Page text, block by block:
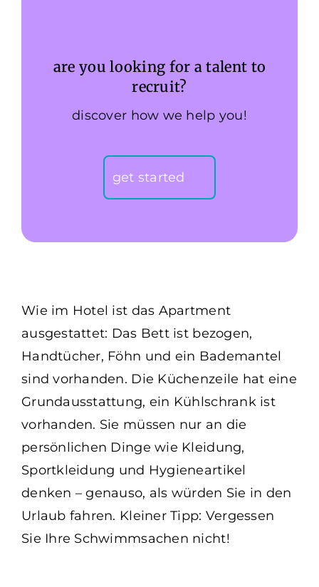
are you looking for a talent to
recruit?
discover how we help you!
get started
Wie im Hotel ist das Apartment
ausgestattet: Das Bett ist bezogen,
Handtücher, Föhn und ein Bademantel
sind vorhanden. Die Küchenzeile hat eine
Grundausstattung, ein Kühlschrank ist
vorhanden. Sie müssen nur an die
persönlichen Dinge wie Kleidung,
Sportkleidung und Hygieneartikel
denken – genauso, als würden Sie in den
Urlaub fahren. Kleiner Tipp: Vergessen
Sie Ihre Schwimmsachen nicht!